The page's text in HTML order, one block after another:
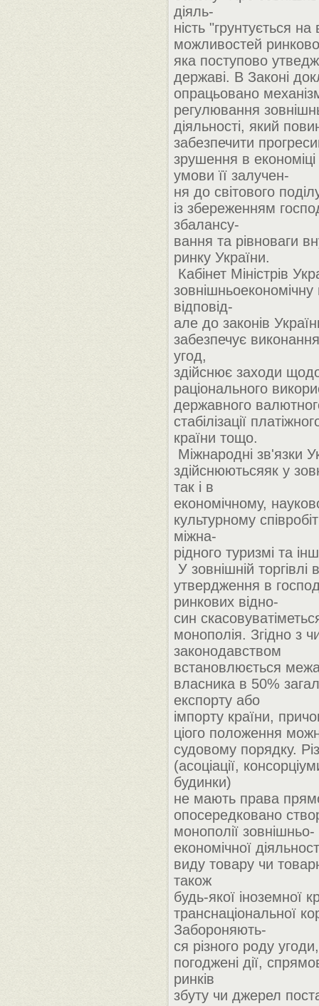
діяль-
ність "грунтується на
можливостей
яка поступово
державі. В Законі
опрацьовано
регулювання
діяльності, який
забезпечити
зрушення в економіці
умови її залучен-
ня до світового
із збереженням
збалансу-
вання та рівноваги
ринку України.
Кабінет Міністрів
зовнішньоекономічну
відповід-
але до законів
забезпечує
угод,
здійснює заходи
раціонального
державного
стабілізації
країни тощо.
Міжнародні зв'язки
здійснюютьсяяк у
так і в
економічному,
культурному
міжна-
рідного туризмі та
У зовнішній
утвердження в
ринкових відно-
син
монополія. Згідно з
законодавством
встановлюється
власника в 50%
експорту або
імпорту країни,
ціого положення
судовому порядку.
(асоціації,
будинки)
не мають права
опосередковано
монополії зовнішньо-
економічної
виду товару чи
також
будь-якої іноземної
транснаціональної
Забороняють-
ся різного роду
погоджені дії,
ринків
збуту чи джерел